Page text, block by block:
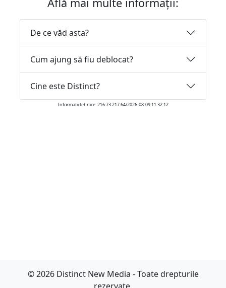
De ce văd asta?
Cum ajung să fiu deblocat?
Cine este Distinct?
Informatii tehnice: 216.73.217.64/2026-08-09 11:32:12
© 2026 Distinct New Media - Toate drepturile